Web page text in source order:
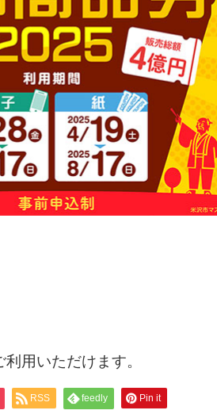
用いただけます。
RSS feedly Pin it